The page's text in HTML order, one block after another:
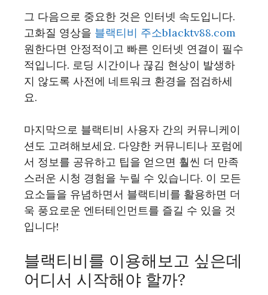
그 다음으로 중요한 것은 인터넷 속도입니다.
고화질 영상을 블랙티비 주소​blacktv88.com
원한다면 안정적이고 빠른 인터넷 연결이 필수
적입니다. 로딩 시간이나 끊김 현상이 발생하
지 않도록 사전에 네트워크 환경을 점검하세
요.
마지막으로 블랙티비 사용자 간의 커뮤니케이
션도 고려해보세요. 다양한 커뮤니티나 포럼에
서 정보를 공유하고 팁을 얻으면 훨씬 더 만족
스러운 시청 경험을 누릴 수 있습니다. 이 모든
요소들을 유념하면서 블랙티비를 활용하면 더
욱 풍요로운 엔터테인먼트를 즐길 수 있을 것
입니다!
블랙티비를 이용해보고 싶은데
어디서 시작해야 할까?